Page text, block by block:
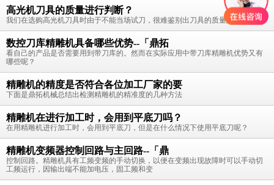
高光机刀具的质量进行判断？
我们在选购高光机刀具时由于不能当场试刀，很难鉴别出刀具的质量好坏。
数控刀库精雕机具备哪些优势--「鼎拓
看自己的产品是否需要用到带刀库的。然而在实际应用中带刀库精雕机优势又有
哪些呢？
精雕机的精度是否符合各位加工厂家的要
下面是鼎拓机械总结出检测精雕机的精准度的几种方法
精雕机在进行加工时，会用到平底刀吗？
在用精雕机进行加工时，会用到平底刀，但是在什么情况下使用平底刀呢？
精雕机变频器控制回路与主回路--「鼎
控制回路。精雕机具有工频变频的手动切换，以便在变频出现故障时可以手动切
工频运行，因输出端不能加电压，固工频和变